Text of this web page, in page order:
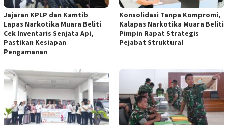
Jajaran KPLP dan Kamtib
Lapas Narkotika Muara Beliti
Cek Inventaris Senjata Api,
Pastikan Kesiapan
Pengamanan
Konsolidasi Tanpa Kompromi,
Kalapas Narkotika Muara Beliti
Pimpin Rapat Strategis
Pejabat Struktural